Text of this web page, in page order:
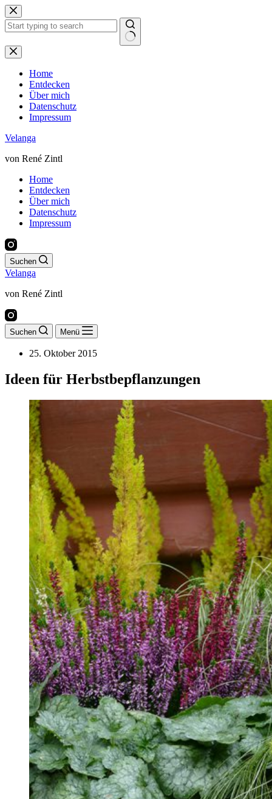
Zum
Inhalt
springen
Keine
Ergebnisse
Home
Entdecken
Über mich
Datenschutz
Impressum
Velanga
von René Zintl
Home
Entdecken
Über mich
Datenschutz
Impressum
Suchen
Velanga
von René Zintl
Suchen Menü
25. Oktober 2015
Ideen für Herbstbepflanzungen